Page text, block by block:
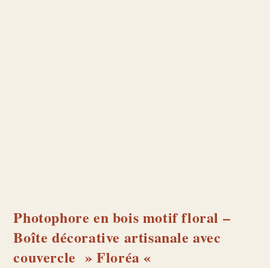
Photophore en bois motif floral –
Boîte décorative artisanale avec
couvercle » Floréa «